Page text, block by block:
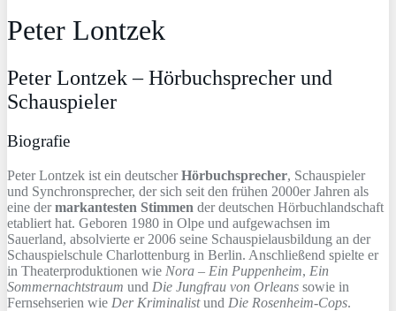
Peter Lontzek
Peter Lontzek – Hörbuchsprecher und
Schauspieler
Biografie
Peter Lontzek ist ein deutscherHörbuchsprecher, Schauspieler
und Synchronsprecher, der sich seit den frühen 2000er Jahren als
eine dermarkantesten Stimmen der deutschen Hörbuchlandschaft
etabliert hat. Geboren 1980 in Olpe und aufgewachsen im
Sauerland, absolvierte er 2006 seine Schauspielausbildung an der
Schauspielschule Charlottenburg in Berlin. Anschließend spielte er
in Theaterproduktionen wie Nora – Ein Puppenheim, Ein
Sommernachtstraum und Die Jungfrau von Orleans sowie in
Fernsehserien wie Der Kriminalistund Die Rosenheim-Cops.